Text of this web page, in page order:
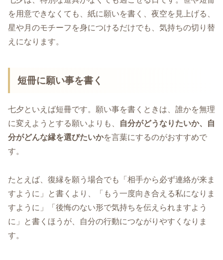
を用意できなくても、紙に願いを書く、夜空を見上げる、
星や月のモチーフを身につけるだけでも、気持ちの切り替
えになります。
短冊に願い事を書く
七夕といえば短冊です。願い事を書くときは、誰かを無理
に変えようとする願いよりも、
自分がどうなりたいか、自
分がどんな縁を選びたいかを言葉にするのがおすすめで
す。
たとえば、復縁を願う場合でも「相手から必ず連絡が来ま
すように」と書くより、「もう一度向き合える私になりま
すように」「後悔のない形で気持ちを伝えられますよう
に」と書くほうが、自分の行動につながりやすくなりま
す。